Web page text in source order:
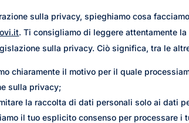
sulla privacy, spieghiamo cosa
. Ti consigliamo di leggere attentamente
sulla privacy. Ciò significa, tra le
chiaramente il motivo per il quale
sulla privacy;
la raccolta di dati personali solo ai dati
il tuo esplicito consenso per processare i